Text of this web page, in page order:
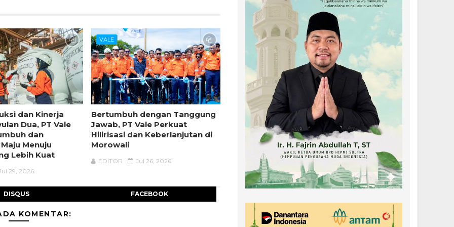
dan Kinerja
Dua, PT Vale
dan
Menuju
Lebih Kuat
29, 2026
VALE
Bertumbuh dengan Tanggung
Jawab, PT Vale Perkuat
Hilirisasi dan Keberlanjutan di
Morowali
EDITOR Jul 26, 2026
DISQUS FACEBOOK
KOMENTAR: